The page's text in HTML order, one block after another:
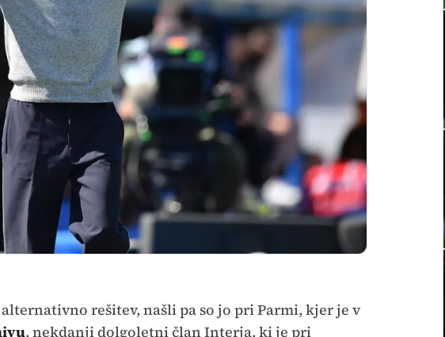
rešitev, našli pa so jo pri Parmi, kjer je v
, nekdanji dolgoletni član Interja, ki je pri